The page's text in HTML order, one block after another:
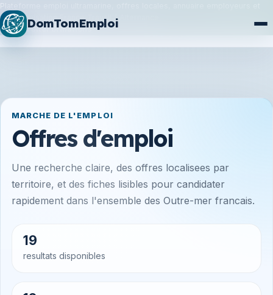
Plateforme emploi ultramarine, offres locales, annuaire employeurs et
synchronisation France Travail / Alternance.
Plan du siteFormations
DomTomEmploi
MARCHE DE L'EMPLOI
Offres d'emploi
Une recherche claire, des offres localisees par
territoire, et des fiches lisibles pour candidater
rapidement dans l'ensemble des Outre-mer francais.
19
resultats disponibles